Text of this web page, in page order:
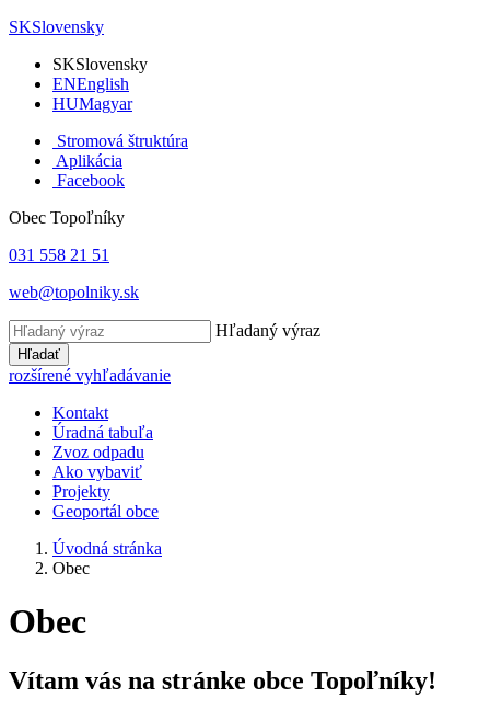
SKSlovensky
SKSlovensky
ENEnglish
HUMagyar
Stromová štruktúra
Aplikácia
Facebook
Obec Topoľníky
031 558 21 51
web@topolniky.sk
Hľadaný výraz
Hľadať
rozšírené vyhľadávanie
Kontakt
Úradná tabuľa
Zvoz odpadu
Ako vybaviť
Projekty
Geoportál obce
Úvodná stránka
Obec
Obec
Vítam vás na stránke obce Topoľníky!